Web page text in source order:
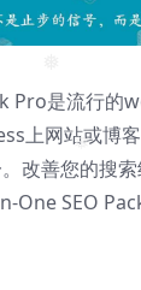
❅
❅
Pro是流行的
上网站或博
改善您的搜
One SEO